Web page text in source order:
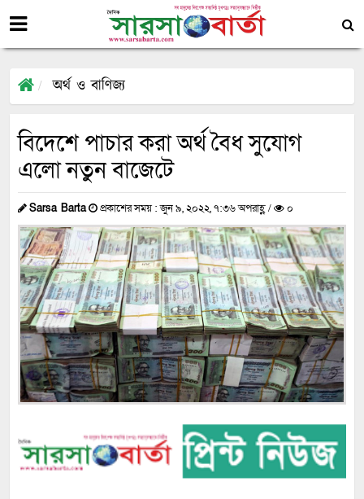
অর্থ ও বাণিজ্য
বিদেশে পাচার করা অর্থ বৈধ সুযোগ
এলো নতুন বাজেটে
Sarsa Barta প্রকাশের সময় : জুন ৯, ২০২২, ৭:৩৬ অপরাহ্ণ / ০